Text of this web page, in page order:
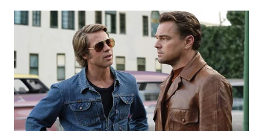
TAPANULI
TENGAH
WN DELI
SERDANG